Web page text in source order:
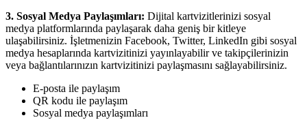
3. Sosyal Medya Paylaşımları: Dijital kartvizitlerinizi sosyal
medya platformlarında paylaşarak daha geniş bir kitleye
ulaşabilirsiniz. İşletmenizin Facebook, Twitter, LinkedIn gibi sosyal
medya hesaplarında kartvizitinizi yayınlayabilir ve takipçilerinizin
veya bağlantılarınızın kartvizitinizi paylaşmasını sağlayabilirsiniz.
E-posta ile paylaşım
QR kodu ile paylaşım
Sosyal medya paylaşımları